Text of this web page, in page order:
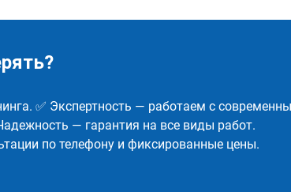
✅ Экспертность — работаем с
— гарантия на все виды работ.
по телефону и фиксированные цены.